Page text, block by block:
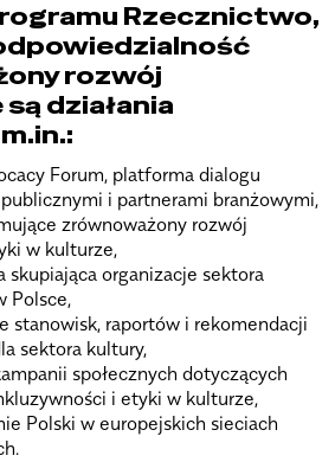
Rzecznictwo,
rozwój
działania
Forum, platforma dialogu
i partnerami branżowymi,
zrównoważony rozwój
w kulturze,
skupiająca organizacje sektora
Polsce,
stanowisk, raportów i rekomendacji
sektora kultury,
społecznych dotyczących
i etyki w kulturze,
Polski w europejskich sieciach